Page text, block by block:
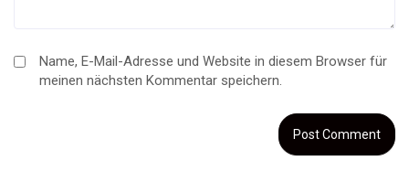
Name, E-Mail-Adresse und Website in diesem Browser für
meinen nächsten Kommentar speichern.